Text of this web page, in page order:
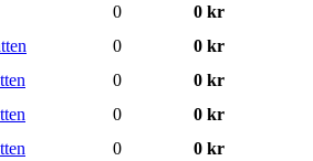
0
0 kr
0
0 kr
0
0 kr
0
0 kr
0
0 kr